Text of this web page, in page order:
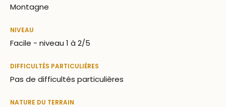
Montagne
NIVEAU
Facile - niveau 1 à 2/5
DIFFICULTÉS PARTICULIÈRES
Pas de difficultés particulières
NATURE DU TERRAIN